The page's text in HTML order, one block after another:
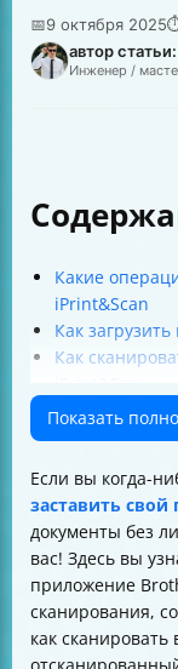
📅9 октября 2025
автор
Инженер /
Какие
iPrint&Scan
Как
Как
Какие
сканировании
устройстве
Как
сканирования
Как
macOS
Как изменить
Как
Показать
Если вы когда-
заставить свой
документы без
вас! Здесь вы
приложение
сканирования,
как